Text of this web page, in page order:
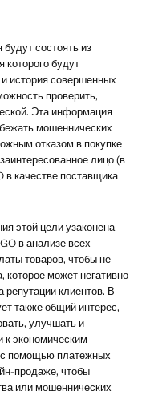
состоять из
которого будут
история совершенных
проверить,
Эта информация
мошеннических
отказом в покупке
лицо (в
качестве поставщика
этой цели узаконена
в анализе всех
товаров, чтобы не
может негативно
репутации клиентов. В
также общий интерес,
улучшать и
к экономическим
помощью платежных
продаже, чтобы
или мошеннических